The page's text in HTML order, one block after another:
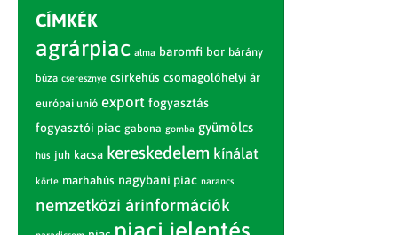
CÍMKÉK
agrárpiac alma baromfi bor bárány
búza cseresznye csirkehús csomagolóhelyi ár
európai unió export fogyasztás
fogyasztói piac gabona gomba gyümölcs
hús juh kacsa kereskedelem kínálat
körte marhahús nagybani piac narancs
nemzetközi árinformációk